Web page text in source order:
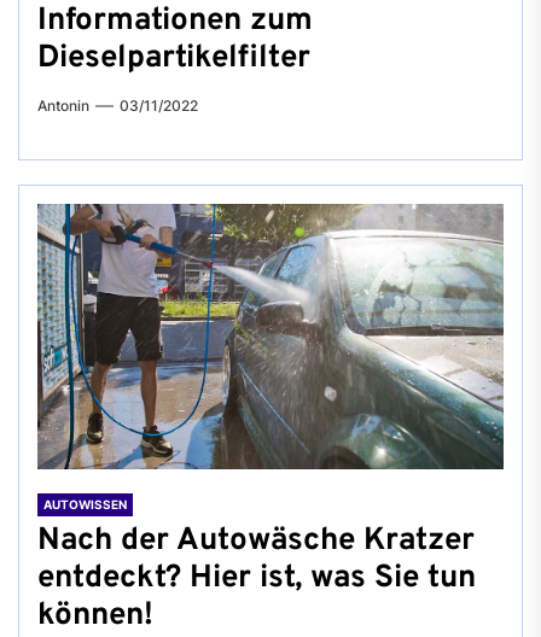
Informationen zum
Dieselpartikelfilter
Antonin 03/11/2022
AUTOWISSEN
Nach der Autowäsche Kratzer
entdeckt? Hier ist, was Sie tun
können!